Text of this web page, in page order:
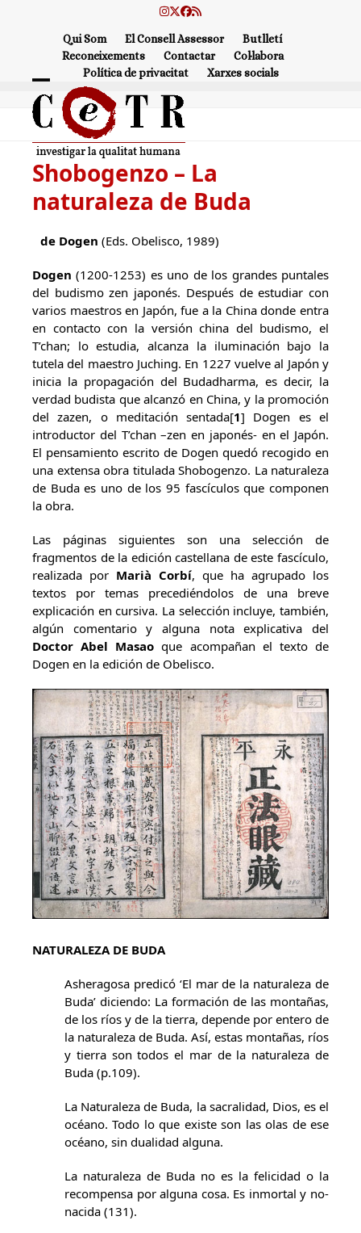
Instagram
Twitter
Facebook
RSS
Qui Som El Consell Assessor
Butlletí
Reconeixements
Contactar
Col·labora
Política de privacitat
Xarxes socials
Open
mobile
menu
Close
mobile
menu
Shobogenzo – La
naturaleza de Buda
de Dogen (Eds. Obelisco, 1989)
Dogen (1200-1253) es uno de los grandes puntales
del budismo zen japonés. Después de estudiar con
varios maestros en Japón, fue a la China donde entra
en contacto con la versión china del budismo, el
T’chan; lo estudia, alcanza la iluminación bajo la
tutela del maestro Juching. En 1227 vuelve al Japón y
inicia la propagación del Budadharma, es decir, la
verdad budista que alcanzó en China, y la promoción
del zazen, o meditación sentada[1] Dogen es el
introductor del T’chan –zen en japonés- en el Japón.
El pensamiento escrito de Dogen quedó recogido en
una extensa obra titulada Shobogenzo. La naturaleza
de Buda es uno de los 95 fascículos que componen
la obra.
Las páginas siguientes son una selección de
fragmentos de la edición castellana de este fascículo,
realizada por Marià Corbí, que ha agrupado los
textos por temas precediéndolos de una breve
explicación en cursiva. La selección incluye, también,
algún comentario y alguna nota explicativa del
Doctor Abel Masao que acompañan el texto de
Dogen en la edición de Obelisco.
NATURALEZA DE BUDA
Asheragosa predicó ‘El mar de la naturaleza de
Buda’ diciendo: La formación de las montañas,
de los ríos y de la tierra, depende por entero de
la naturaleza de Buda. Así, estas montañas, ríos
y tierra son todos el mar de la naturaleza de
Buda (p.109).
La Naturaleza de Buda, la sacralidad, Dios, es el
océano. Todo lo que existe son las olas de ese
océano, sin dualidad alguna.
La naturaleza de Buda no es la felicidad o la
recompensa por alguna cosa. Es inmortal y no-
nacida (131).